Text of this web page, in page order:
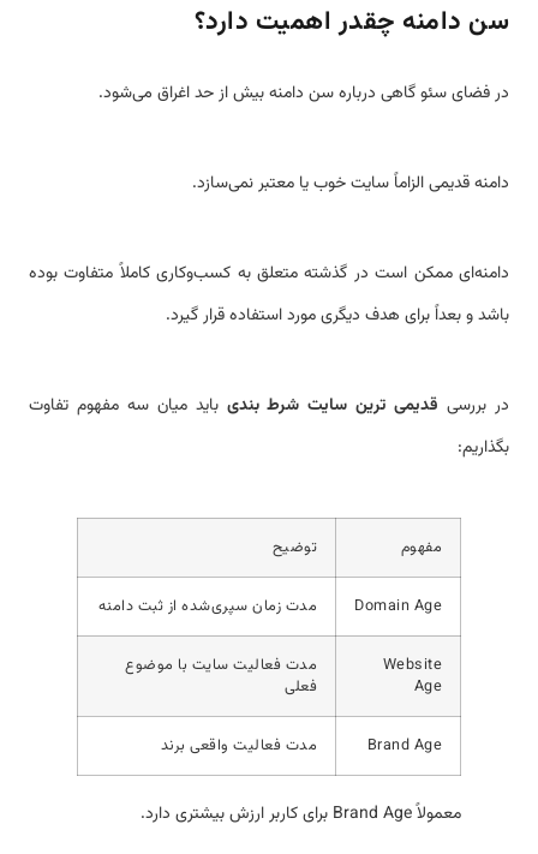
سن دامنه چقدر اهمیت دارد؟
در فضای سئو گاهی درباره سن دامنه بیش از حد اغراق می‌شود.
دامنه قدیمی الزاماً سایت خوب یا معتبر نمی‌سازد.
دامنه‌ای ممکن است در گذشته متعلق به کسب‌وکاری کاملاً متفاوت بوده
باشد و بعداً برای هدف دیگری مورد استفاده قرار گیرد.
در بررسی قدیمی ترین سایت شرط بندی باید میان سه مفهوم تفاوت
بگذاریم:
مفهوم توضیح
Domain Age مدت زمان سپری‌شده از ثبت دامنه
Website
Age
مدت فعالیت سایت با موضوع
فعلی
Brand Age مدت فعالیت واقعی برند
معمولاً Brand Age برای کاربر ارزش بیشتری دارد.